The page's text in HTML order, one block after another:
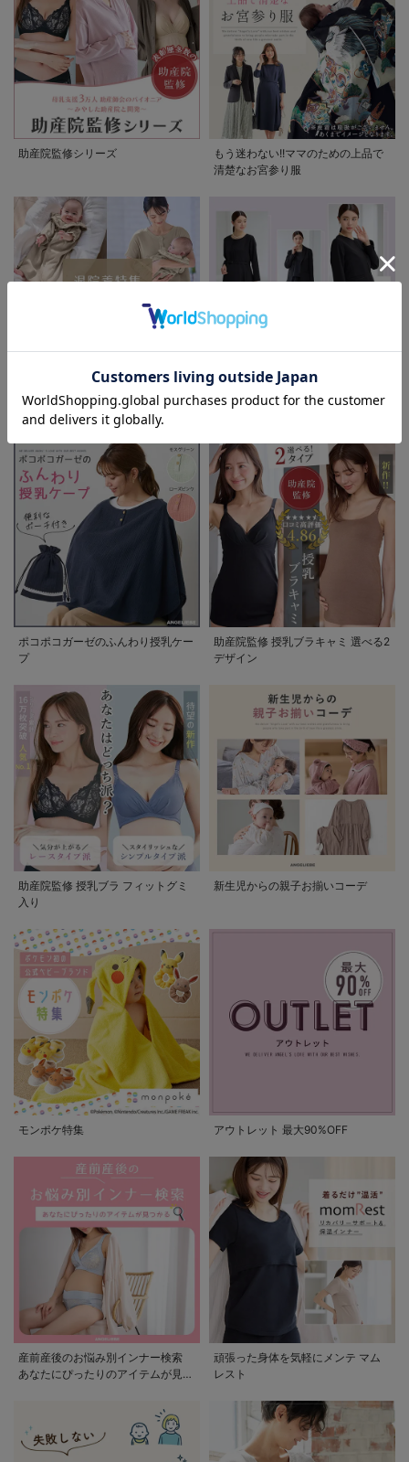
お気に入り商品を確認する
助産院監修シリーズ
もう迷わない!!ママのための上品で
清楚なお宮参り服
退院着特集 赤ちゃんとの新しい一
歩を彩るママの服装ガイド
妊婦さんの為の喪服マナー 急な訃
ポコポコガーゼのふんわり授乳ケー
プ
助産院監修 授乳ブラキャミ 選べる2
デザイン
助産院監修 授乳ブラ フィットグミ
入り
新生児からの親子お揃いコーデ
モンポケ特集 アウトレット 最大90%OFF
産前産後のお悩み別インナー検索
あなたにぴったりのアイテムが見つ
頑張った身体を気軽にメンテ マム
レスト